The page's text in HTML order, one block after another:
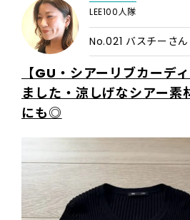
LEE100人隊
No.021 バスチーさん
【GU・シアーリブカーデ
ました・涼しげなシアー素
にも◎